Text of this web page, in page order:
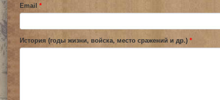
Email *
История (годы жизни, войска, место сражений и др.) *